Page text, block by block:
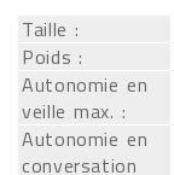
Taille :
Poids :
Autonomie en
veille max. :
Autonomie en
conversation